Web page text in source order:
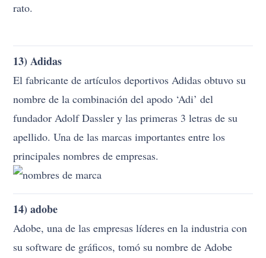
rato.
13) Adidas
El fabricante de artículos deportivos Adidas obtuvo su
nombre de la combinación del apodo ‘Adi’ del
fundador Adolf Dassler y las primeras 3 letras de su
apellido. Una de las marcas importantes entre los
principales nombres de empresas.
14) adobe
Adobe, una de las empresas líderes en la industria con
su software de gráficos, tomó su nombre de Adobe